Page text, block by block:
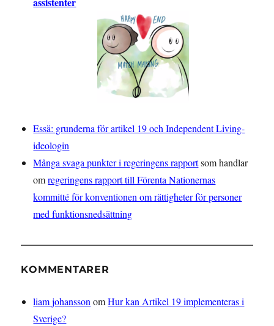
Essä: grunderna för artikel 19 och Independent Living-
ideologin
Många svaga punkter i regeringens rapportsom handlar
omregeringens rapport till Förenta Nationernas
kommitté för konventionen om rättigheter för personer
med funktionsnedsättning
KOMMENTARER
liam johanssonomHur kan Artikel 19 implementeras i
Sverige?